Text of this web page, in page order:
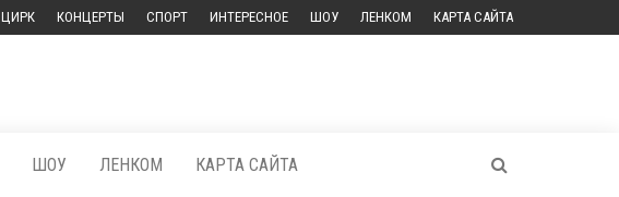
ЦИРК КОНЦЕРТЫ СПОРТ ИНТЕРЕСНОЕ ШОУ ЛЕНКОМ КАРТА САЙТА
ШОУ ЛЕНКОМ КАРТА САЙТА